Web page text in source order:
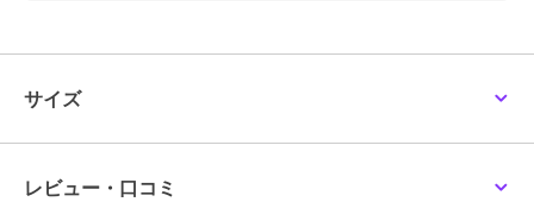
商品カテゴリ
性別タイプ
レディース
サイズ
レビュー・口コミ